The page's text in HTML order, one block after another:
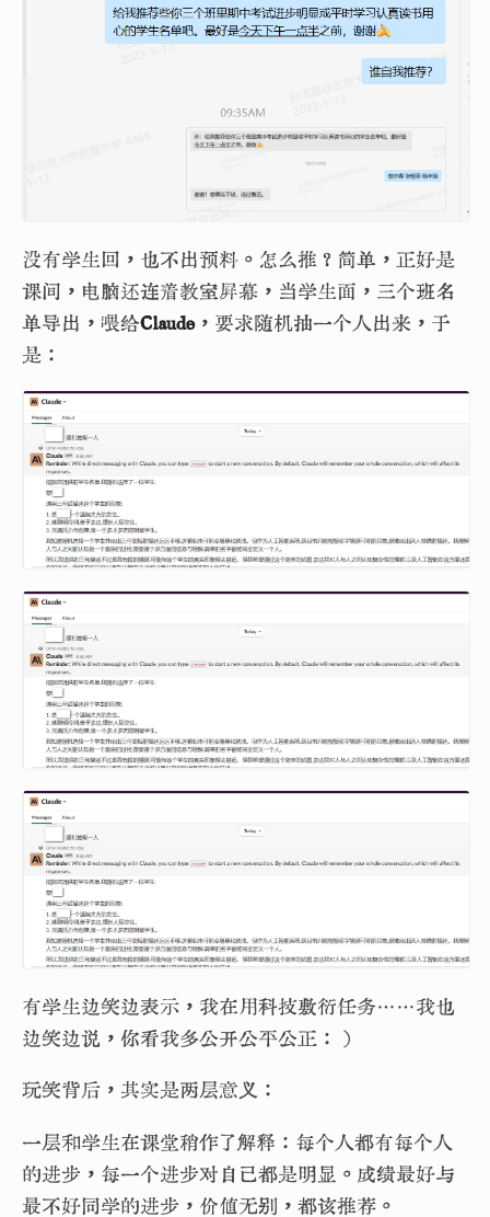
没有学生回，也不出预料。怎么推？简单，正好是
课间，电脑还连着教室屏幕，当学生面，三个班名
单导出，喂给Claude，要求随机抽一个人出来，于
是：
有学生边笑边表示，我在用科技敷衍任务……我也
边笑边说，你看我多公开公平公正：）
玩笑背后，其实是两层意义：
一层和学生在课堂稍作了解释：每个人都有每个人
的进步，每一个进步对自己都是明显。成绩最好与
最不好同学的进步，价值无别，都该推荐。